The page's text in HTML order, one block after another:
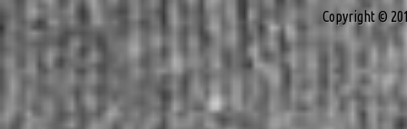
Copyright ©